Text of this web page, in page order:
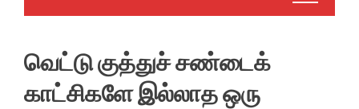
வெட்டு குத்துச் சண்டைக்
காட்சிகளே இல்லாத ஒரு